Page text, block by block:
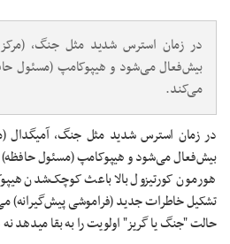
در زمان استرس شدید مثل جنگ،
بیش‌فعال می‌شود و هیپوکامپ (مسئول
می‌کند.
در زمان استرس شدید مثل جنگ، آمیگدال
بیش‌فعال می‌شود و هیپوکامپ (مسئول
هورمون کورتیزول بالا باعث کوچک‌شدن
تشکیل خاطرات جدید (فراموشی پیش‌گیرانه)
حالت "جنگ یا گریز" اولویت را به بقا میدهد